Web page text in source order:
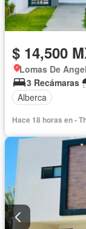
$ 14,500
Lomas De
3 Recámaras
Alberca
Hace 18 horas en -